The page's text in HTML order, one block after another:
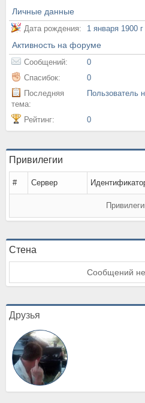
Личные данные
Дата рождения: 1 января 1900 г
Активность на форуме
Сообщений:
0
Спасибок:
0
Последняя
тема:
Пользователь
Рейтинг: 0
Привилегии
# Сервер
Стена
Сообщений
Друзья